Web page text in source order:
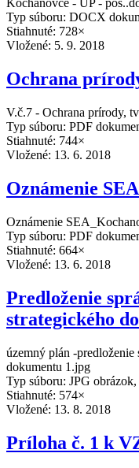
Kochanovce - ÚP -
Typ súboru: DOCX
Stiahnuté: 728×
Vložené: 5. 9. 2018
Ochrana
V.č.7 - Ochrana prírody,
Typ súboru: PDF
Stiahnuté: 744×
Vložené: 13. 6. 2018
Oznámenie SEA
Oznámenie
Typ súboru: PDF
Stiahnuté: 664×
Vložené: 13. 6. 2018
Predloženie
strategického
územný plán -
dokumentu 1.jpg
Typ súboru: JPG
Stiahnuté: 574×
Vložené: 13. 8. 2018
Príloha č. 1 k